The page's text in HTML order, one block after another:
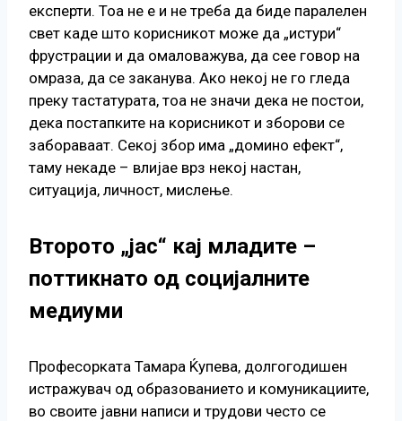
експерти. Тоа не е и не треба да биде паралелен
свет каде што корисникот може да „истури“
фрустрации и да омаловажува, да сее говор на
омраза, да се заканува. Ако некој не го гледа
преку тастатурата, тоа не значи дека не постои,
дека постапките на корисникот и зборови се
забораваат. Секој збор има „домино ефект“,
таму некаде – влијае врз некој настан,
ситуација, личност, мислење.
Второто „јас“ кај младите –
поттикнато од социјалните
медиуми
Професорката Тамара Ќупева, долгогодишен
истражувач од образованието и комуникациите,
во своите јавни написи и трудови често се